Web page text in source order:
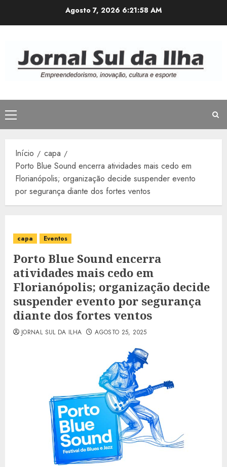
Agosto 7, 2026 6:21:58 AM
Menu
principal
Início
capa
Porto Blue Sound encerra atividades mais cedo em
Florianópolis; organização decide suspender evento
por segurança diante dos fortes ventos
capa Eventos
Porto Blue Sound encerra
atividades mais cedo em
Florianópolis; organização decide
suspender evento por segurança
diante dos fortes ventos
JORNAL SUL DA ILHA AGOSTO 25, 2025